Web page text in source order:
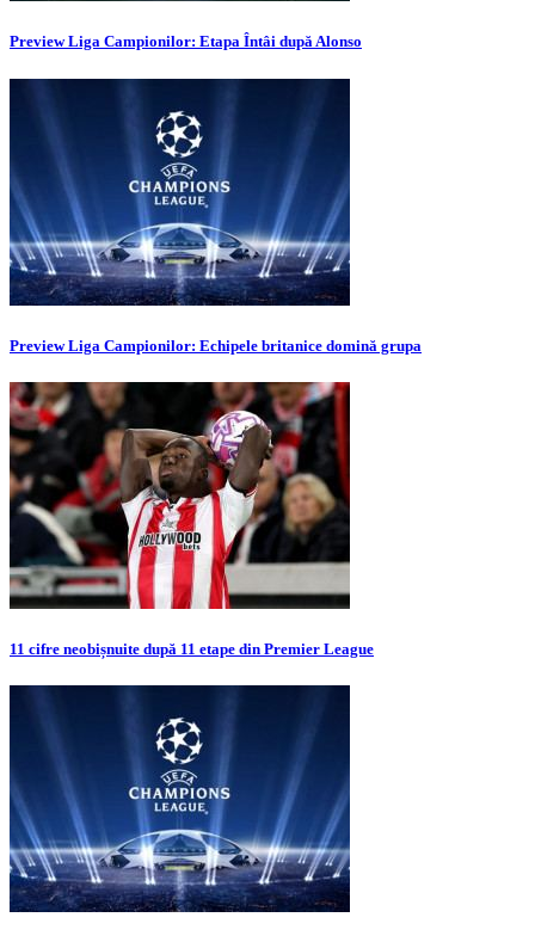
Preview Liga Campionilor: Etapa Întâi după Alonso
Preview Liga Campionilor: Echipele britanice domină grupa
11 cifre neobișnuite după 11 etape din Premier League